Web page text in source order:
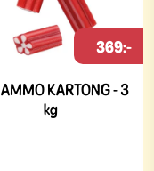
AMMO KARTONG - 3
kg
369:-